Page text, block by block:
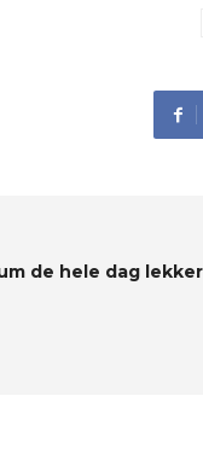
de hele dag